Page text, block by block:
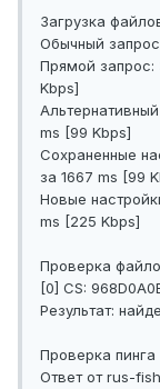
Загрузка
Обычный
Прямой запрос:
Kbps]
ms [99 Kbps]
Сохраненные
за 1667 ms [99
Новые
ms [225 Kbps]
Проверка
[0] CS:
Результат:
Проверка
Ответ от rus-